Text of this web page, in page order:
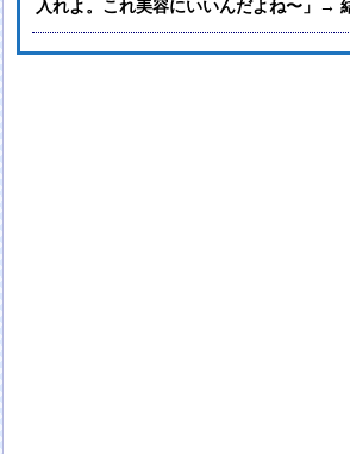
入れよ。これ美容にいいんだよね〜」→